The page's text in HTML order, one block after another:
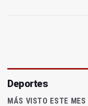
Deportes
MÁS VISTO ESTE MES